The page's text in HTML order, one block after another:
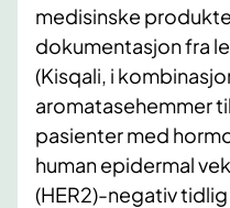
medisinske
dokumentasjon fra
(Kisqali, i
aromatasehemmer
pasienter med
human epidermal
(HER2)-negativ